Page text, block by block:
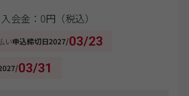
入会金：0円（税込）
い申込締切日2027/03/23
03/31